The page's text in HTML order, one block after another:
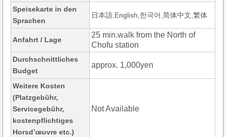
Speisekarte in den
Sprachen
日本語,English,한국어,简体中文,繁体
Anfahrt / Lage
25 min.walk from the North of
Chofu station
Durchschnittliches
Budget
approx. 1,000yen
Weitere Kosten
(Platzgebühr,
Servicegebühr,
kostenpflichtiges
Horsd’œuvre etc.)
Not Available